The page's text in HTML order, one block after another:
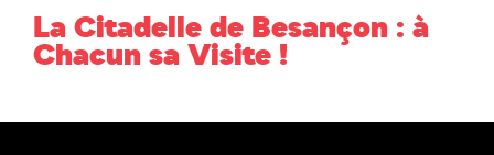
La Citadelle de Besançon : à
Chacun sa Visite !